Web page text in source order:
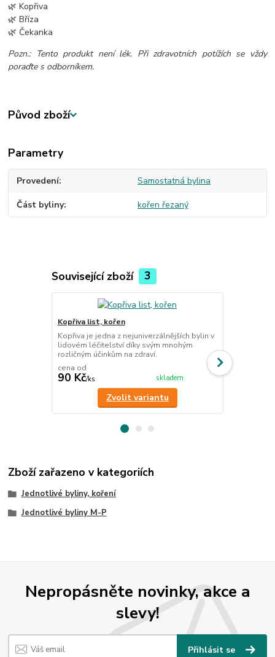
🌿 Kopřiva
🌿 Bříza
🌿 Čekanka
Pozn.: Tento produkt není lék. Při zdravotních potížích se vždy
poraďte s odborníkem.
Původ zboží
Parametry
Provedení Samostatná bylina
Část byliny kořen řezaný
Související zboží 3
Kopřiva list, kořen
Kopřiva je jedna z nejuniverzálnějších bylin v
lidovém léčitelství díky svým mnohým
rozličným účinkům na zdraví.
cena od
90 Kč/ks skladem
Zvolit variantu
činnosti
Zboží zařazeno v kategoriích
Jednotlivé byliny, koření
Jednotlivé byliny M-P
Nepropásněte novinky, akce a
slevy!
Přihlásit se